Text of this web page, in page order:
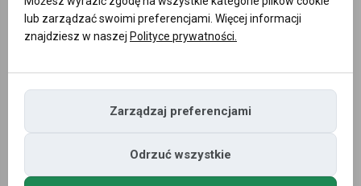
Ogłoszenia »Praca w Cała Polska
lub zarządzać swoimi preferencjami. Więcej informacji
znajdziesz w naszej Polityce prywatności.
Zarządzaj preferencjami
Odrzuć wszystkie